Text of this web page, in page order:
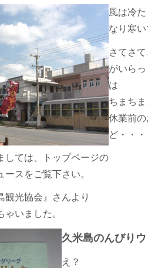
風は冷
なり寒
さてさ
がいら
は
ちまち
休業前
ど・・・
しては、トップページの
スをご覧下さい。
観光協会』さんより
ゃいました。
久米島のんびり
え？